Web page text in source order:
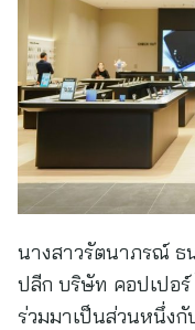
นางสาวรัตนาภรณ์ ธ
ปลีก บริษัท คอปเปอร์
ร่วมมาเป็นส่วนหนึ่งกั